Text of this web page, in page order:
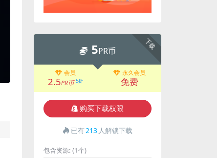
下载
5PR币
会员
2.5PR币 5折
永久会员
免费
购买下载权限
已有213 人解锁下载
包含资源: (1个)